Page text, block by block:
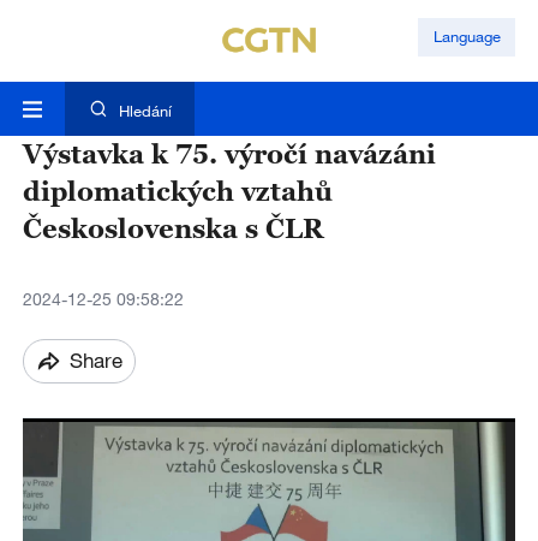
Language
Hledání
Výstavka k 75. výročí navázáni
diplomatických vztahů
Československa s ČLR
2024-12-25 09:58:22
Share